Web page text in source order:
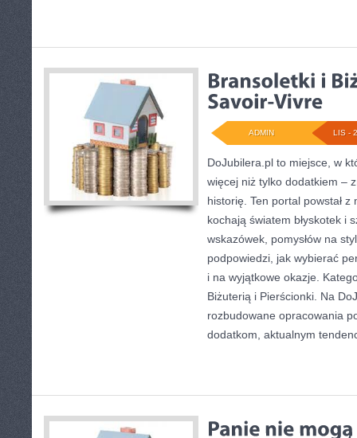
LIS -
ADMIN
DoJubilera.pl to miejsce, w
więcej niż tylko dodatkiem –
historię. Ten portal powstał
kochają światem błyskotek i
wskazówek, pomysłów na
podpowiedzi, jak wybierać
i na wyjątkowe okazje.
Biżuterią i Pierścionki. Na
rozbudowane opracowania
dodatkom, aktualnym